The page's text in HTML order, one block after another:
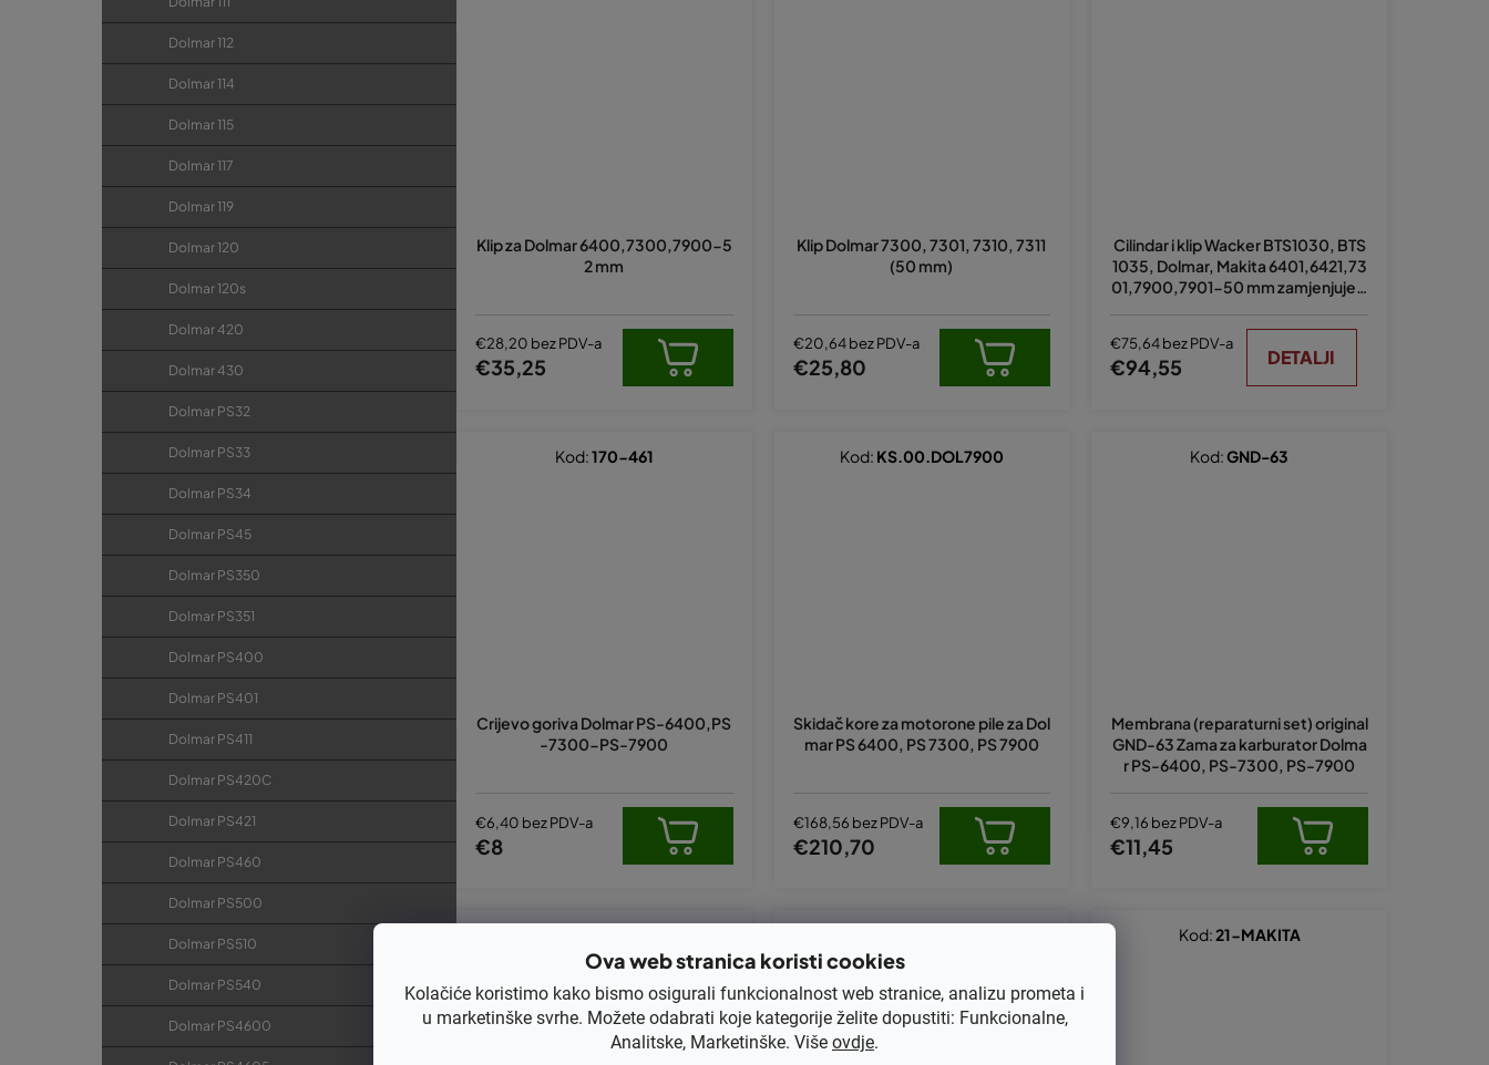
Ova web stranica koristi cookies
Kolačiće koristimo kako bismo osigurali funkcionalnost web stranice, analizu prometa i
u marketinške svrhe. Možete odabrati koje kategorije želite dopustiti: Funkcionalne,
Analitske, Marketinške. Više ovdje.
Dolmar 112
Dolmar 114
Dolmar 115
Dolmar 117
Dolmar 119
Dolmar 120
Dolmar 120s
Dolmar 420
Dolmar 430
Dolmar PS32
Dolmar PS33
Dolmar PS34
Dolmar PS45
Dolmar PS350
Dolmar PS351
Dolmar PS400
Dolmar PS401
Dolmar PS411
Dolmar PS420C
Dolmar PS421
Dolmar PS460
Dolmar PS500
Dolmar PS510
Dolmar PS540
Dolmar PS4600
Klip za Dolmar 6400,7300,7900-5
2 mm
€28,20 bez PDV-a
€35,25
Klip Dolmar 7300, 7301, 7310, 7311
(50 mm)
€20,64 bez PDV-a
€25,80
Cilindar i klip Wacker BTS1030, BTS
1035, Dolmar, Makita 6401,6421,73
01,7900,7901-50 mm zamjenjuje o
€75,64 bez PDV-a
€94,55 DETALJI
Crijevo goriva Dolmar PS-6400,PS
-7300-PS-7900
€6,40 bez PDV-a
€8
Kod:170-461
Skidač kore za motorone pile za Dol
mar PS 6400, PS 7300, PS 7900
€168,56 bez PDV-a
€210,70
Kod: KS.00.DOL7900
Membrana (reparaturni set) original
GND-63 Zama za karburator Dolma
r PS-6400, PS-7300, PS-7900
€9,16 bez PDV-a
€11,45
Kod:GND-63
Kod:21-MAKITA